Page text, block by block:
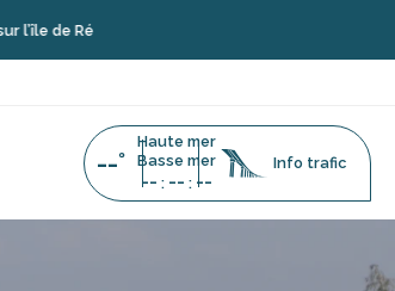
--°
Haute mer
Basse mer
-- : -- : --
Info trafic